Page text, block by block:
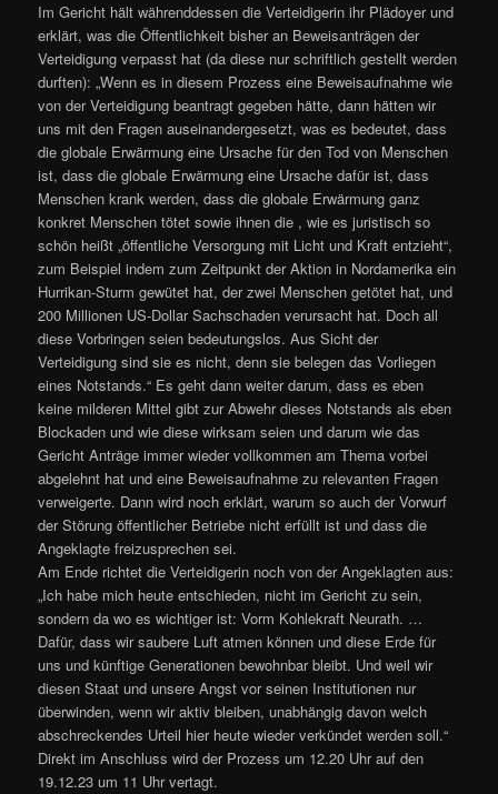
Im Gericht hält währenddessen die Verteidigerin ihr Plädoyer und
erklärt, was die Öffentlichkeit bisher an Beweisanträgen der
Verteidigung verpasst hat (da diese nur schriftlich gestellt werden
durften): „Wenn es in diesem Prozess eine Beweisaufnahme wie
von der Verteidigung beantragt gegeben hätte, dann hätten wir
uns mit den Fragen auseinandergesetzt, was es bedeutet, dass
die globale Erwärmung eine Ursache für den Tod von Menschen
ist, dass die globale Erwärmung eine Ursache dafür ist, dass
Menschen krank werden, dass die globale Erwärmung ganz
konkret Menschen tötet sowie ihnen die , wie es juristisch so
schön heißt „öffentliche Versorgung mit Licht und Kraft entzieht“,
zum Beispiel indem zum Zeitpunkt der Aktion in Nordamerika ein
Hurrikan-Sturm gewütet hat, der zwei Menschen getötet hat, und
200 Millionen US-Dollar Sachschaden verursacht hat. Doch all
diese Vorbringen seien bedeutungslos. Aus Sicht der
Verteidigung sind sie es nicht, denn sie belegen das Vorliegen
eines Notstands.“ Es geht dann weiter darum, dass es eben
keine milderen Mittel gibt zur Abwehr dieses Notstands als eben
Blockaden und wie diese wirksam seien und darum wie das
Gericht Anträge immer wieder vollkommen am Thema vorbei
abgelehnt hat und eine Beweisaufnahme zu relevanten Fragen
verweigerte. Dann wird noch erklärt, warum so auch der Vorwurf
der Störung öffentlicher Betriebe nicht erfüllt ist und dass die
Angeklagte freizusprechen sei.
Am Ende richtet die Verteidigerin noch von der Angeklagten aus:
„Ich habe mich heute entschieden, nicht im Gericht zu sein,
sondern da wo es wichtiger ist: Vorm Kohlekraft Neurath. …
Dafür, dass wir saubere Luft atmen können und diese Erde für
uns und künftige Generationen bewohnbar bleibt. Und weil wir
diesen Staat und unsere Angst vor seinen Institutionen nur
überwinden, wenn wir aktiv bleiben, unabhängig davon welch
abschreckendes Urteil hier heute wieder verkündet werden soll.“
Direkt im Anschluss wird der Prozess um 12.20 Uhr auf den
19.12.23 um 11 Uhr vertagt.